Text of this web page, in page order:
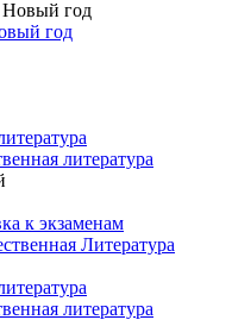
год
литература
к экзаменам
Литература
литература